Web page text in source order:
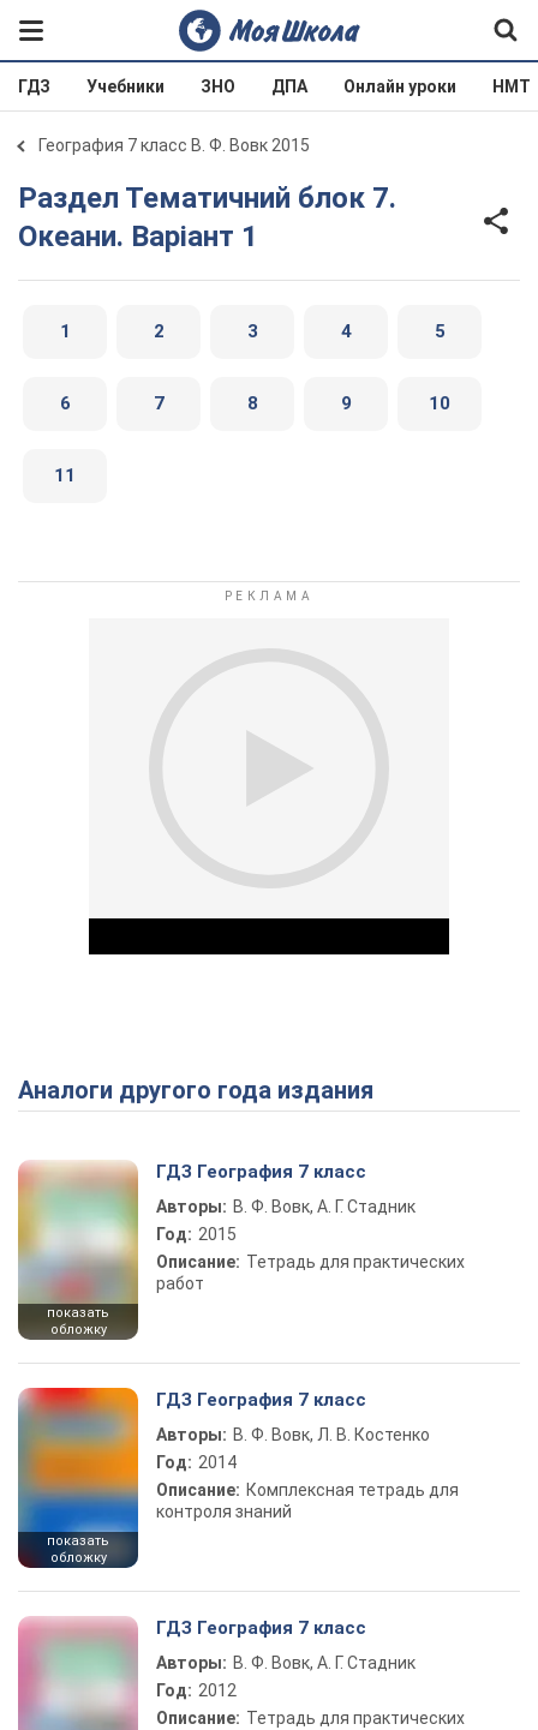
ГДЗ Учебники ЗНО ДПА Онлайн уроки НМТ
География 7 класс В. Ф. Вовк 2015
Раздел Тематичний блок 7.
Океани. Варіант 1
1 2 3 4 5
6 7 8 9 10
11
Play Video
Аналоги другого года издания
показать
обложку
ГДЗ География 7 класс
Авторы: В. Ф. Вовк, А. Г. Стадник
Год: 2015
Описание: Тетрадь для практических
работ
показать
обложку
ГДЗ География 7 класс
Авторы: В. Ф. Вовк, Л. В. Костенко
Год: 2014
Описание: Комплексная тетрадь для
контроля знаний
ГДЗ География 7 класс
Авторы: В. Ф. Вовк, А. Г. Стадник
Год: 2012
Описание: Тетрадь для практических